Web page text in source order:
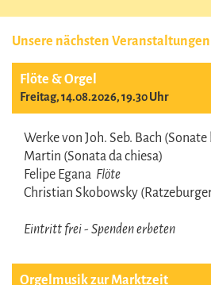
Unsere nächsten Veranstaltungen
Flöte & Orgel
Freitag, 14.08.2026, 19.30 Uhr
Werke von Joh. Seb. Bach
Martin (Sonata da chiesa)
Felipe Egana Flöte
Christian Skobowsky
Eintritt frei - Spenden erbeten
Orgelmusik zur Marktzeit